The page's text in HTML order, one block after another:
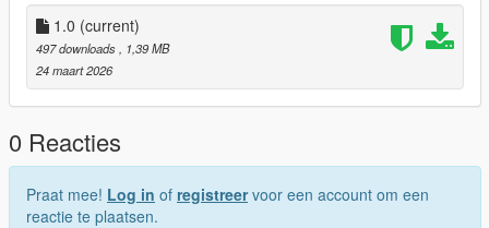
1.0 (current)
497 downloads
, 1,39 MB
24 maart 2026
0 Reacties
Praat mee! Log in of registreervoor een account om een
reactie te plaatsen.